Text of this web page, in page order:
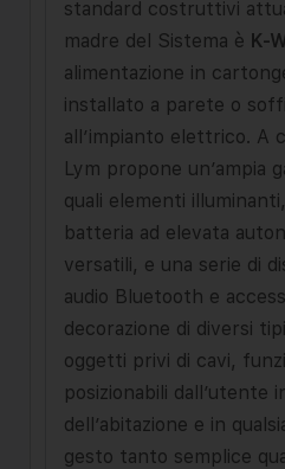
standard costruttivi
madre del Sistema è K-
alimentazione in
installato a parete o
all’impianto elettrico. A
Lym propone un’ampia
quali elementi
batteria ad elevata
versatili, e una serie di
audio Bluetooth e
decorazione di diversi
oggetti privi di cavi,
posizionabili dall’utente
dell’abitazione e in
gesto tanto semplice